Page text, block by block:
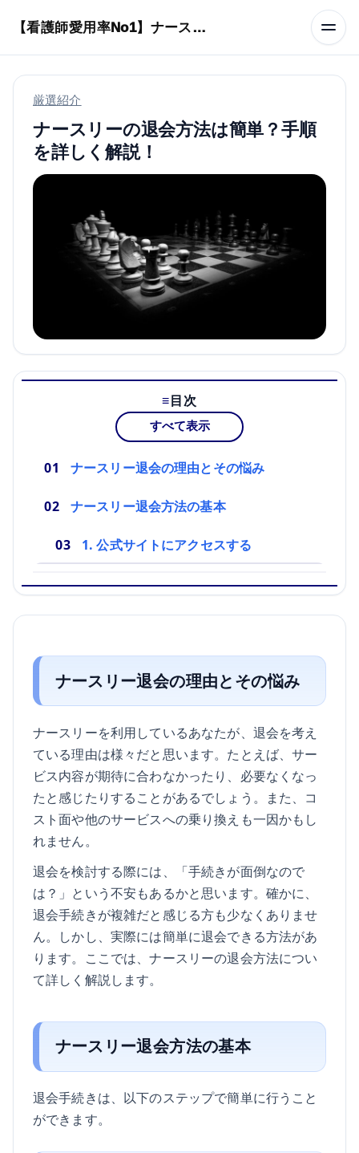
【看護師愛用率No1】ナースリーで人気の商品はコレ
厳選紹介
ナースリーの退会方法は簡単？手順
を詳しく解説！
目次
すべて表示
ナースリー退会の理由とその悩み
ナースリー退会方法の基本
1. 公式サイトにアクセスする
ナースリー退会の理由とその悩み
ナースリーを利用しているあなたが、退会を考え
ている理由は様々だと思います。たとえば、サー
ビス内容が期待に合わなかったり、必要なくなっ
たと感じたりすることがあるでしょう。また、コ
スト面や他のサービスへの乗り換えも一因かもし
れません。
退会を検討する際には、「手続きが面倒なので
は？」という不安もあるかと思います。確かに、
退会手続きが複雑だと感じる方も少なくありませ
ん。しかし、実際には簡単に退会できる方法があ
ります。ここでは、ナースリーの退会方法につい
て詳しく解説します。
ナースリー退会方法の基本
退会手続きは、以下のステップで簡単に行うこと
ができます。